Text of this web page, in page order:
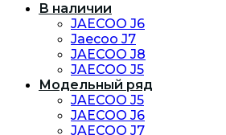
В наличии
JAECOO J6
Jaecoo J7
JAECOO J8
JAECOO J5
Модельный ряд
JAECOO J5
JAECOO J6
JAECOO J7